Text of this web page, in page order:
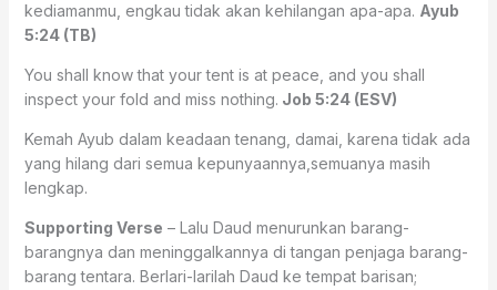
kediamanmu, engkau tidak akan kehilangan apa-apa. Ayub
5:24 (TB)
You shall know that your tent is at peace, and you shall
inspect your fold and miss nothing. Job 5:24 (ESV)
Kemah Ayub dalam keadaan tenang, damai, karena tidak ada
yang hilang dari semua kepunyaannya,semuanya masih
lengkap.
Supporting Verse – Lalu Daud menurunkan barang-
barangnya dan meninggalkannya di tangan penjaga barang-
barang tentara. Berlari-larilah Daud ke tempat barisan;